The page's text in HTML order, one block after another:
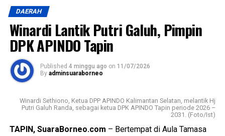
publik pemerintah, hingga pelaku Usaha Mikro, Kecil, dan
Menengah (UMKM) yang sangat bergantung pada
stabilitas pasokan listrik.
“Kami menerima banyak aduan dari masyarakat yang
merasa dirugikan dengan durasi dan frekuensi pemadaman
bergilir belakangan ini. Kehadiran kami disini adalah untuk
Asam Asam terkait kendala yang terjadi di pembangkit,
sekaligus kepastian waktu kapan layanan ini dapat kembali
normal,” tegas Hadi Rahman.
DAERAH
Winardi Lantik Putri Galuh, Pimpin
DPK APINDO Tapin
Published 4 minggu ago on 11/07/2026
By adminsuaraborneo
Winardi Sethiono, Ketua DPP APINDO Kalimantan Selatan, melantik Hj
Putri Galuh Randa, sebagai ketua DPK APINDO Tapin periode 2026 –
2031. (Foto/Ist)
TAPIN, SuaraBorneo.com – Bertempat di Aula Tamasa